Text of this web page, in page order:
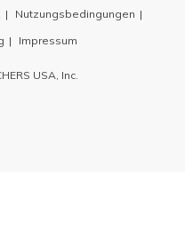
Nutzungsbedingungen
Impressum
USA, Inc.